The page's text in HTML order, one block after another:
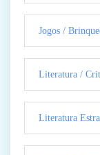
Jogos /
Literatura /
Literatura